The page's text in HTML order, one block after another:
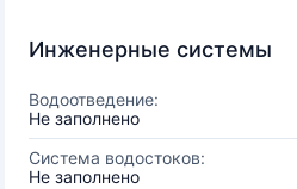
Инженерные системы
Водоотведение:
Не заполнено
Система водостоков:
Не заполнено